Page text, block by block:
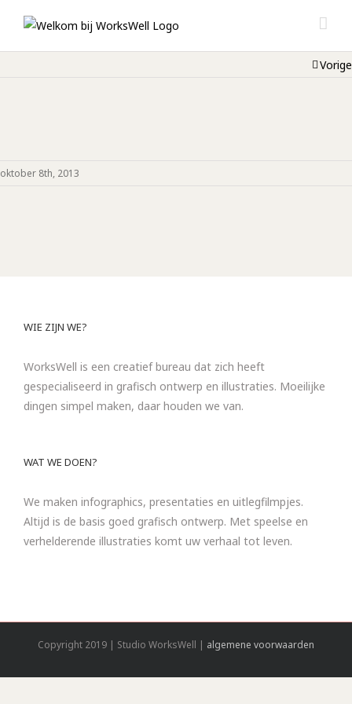
Vorige
oktober 8th, 2013
WIE ZIJN WE?
WorksWell is een creatief bureau dat zich heeft
gespecialiseerd in grafisch ontwerp en illustraties. Moeilijke
dingen simpel maken, daar houden we van.
WAT WE DOEN?
We maken infographics, presentaties en uitlegfilmpjes.
Altijd is de basis goed grafisch ontwerp. Met speelse en
verhelderende illustraties komt uw verhaal tot leven.
Copyright 2019 | Studio WorksWell | algemene voorwaarden